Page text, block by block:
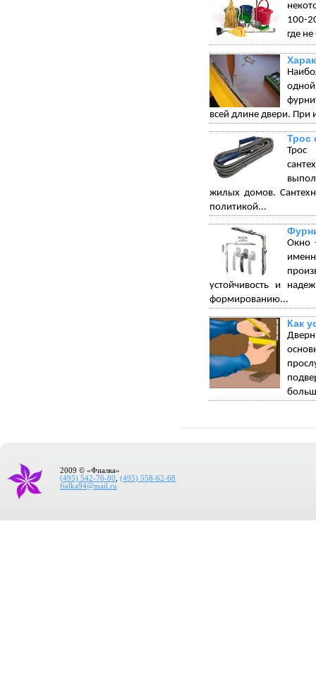
100-
где
всей длине двери. При
Трос
Трос
жилых домов.
политикой...
Окно
устойчивость и
формированию...
Как
2009 © «Фиалка»
(495) 542-76-80
(495) 558-62-68
fialka94@mail.ru